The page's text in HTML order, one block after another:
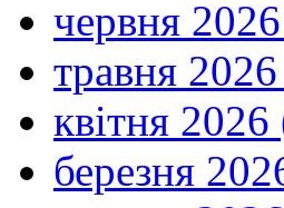
червня
травня
квітня
березня